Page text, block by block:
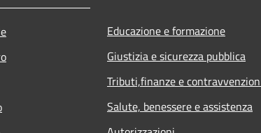
Educazione e formazione
Giustizia e sicurezza pubblica
Tributi,finanze e
Salute, benessere e assistenza